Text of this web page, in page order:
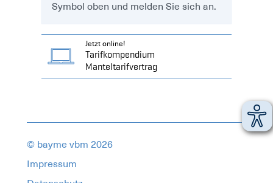
Jetzt online!
Tarifkompendium
Manteltarifvertrag
Symbol oben und melden Sie sich an.
© bayme vbm 2026
Impressum